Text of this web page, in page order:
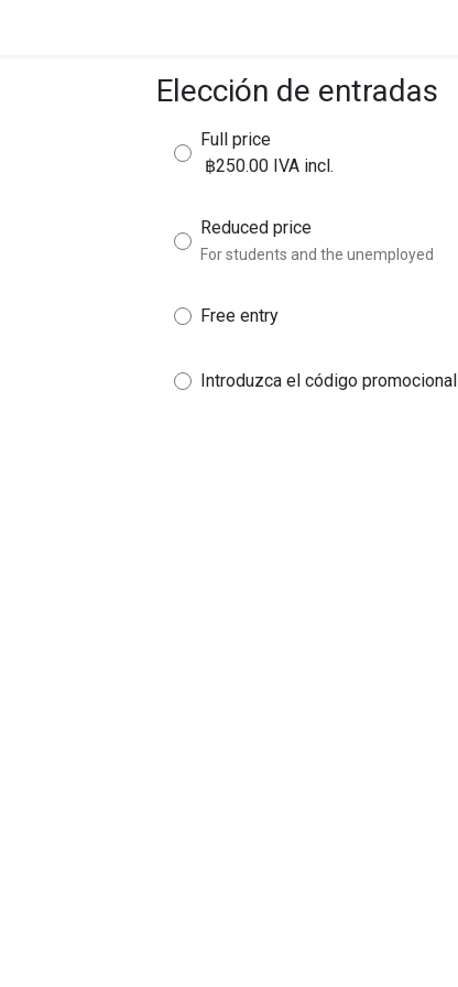
Elección de entradas
Full price
฿250.00 IVA incl.
Reduced price
For students and the unemployed
Free entry
Introduzca el código promocional